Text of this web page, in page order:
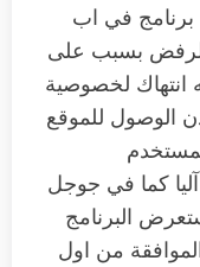
في اب
بسبب على
انتهاك لخصوصية
الوصول للموقع
كما في جوجل
البرنامج
من اول